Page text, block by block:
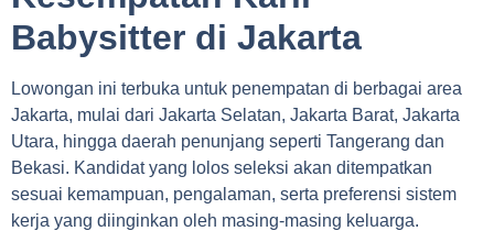
Babysitter di Jakarta
Lowongan ini terbuka untuk penempatan di berbagai area
Jakarta, mulai dari Jakarta Selatan, Jakarta Barat, Jakarta
Utara, hingga daerah penunjang seperti Tangerang dan
Bekasi. Kandidat yang lolos seleksi akan ditempatkan
sesuai kemampuan, pengalaman, serta preferensi sistem
kerja yang diinginkan oleh masing-masing keluarga.